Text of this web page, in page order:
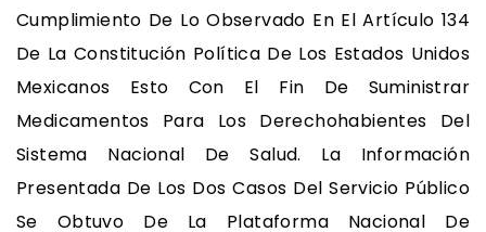
Cumplimiento De Lo Observado En El Artículo 134
De La Constitución Política De Los Estados Unidos
Mexicanos Esto Con El Fin De Suministrar
Medicamentos Para Los Derechohabientes Del
Sistema Nacional De Salud. La Información
Presentada De Los Dos Casos Del Servicio Público
Se Obtuvo De La Plataforma Nacional De